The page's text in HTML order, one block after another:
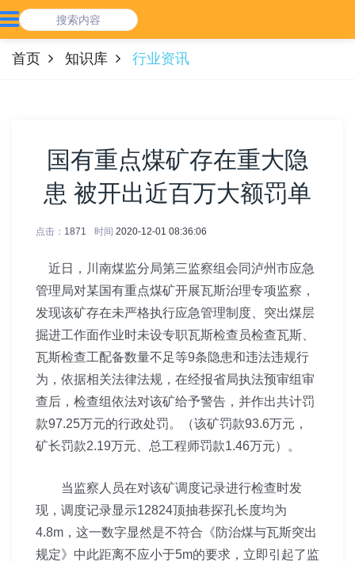
首页 知识库 行业资讯
国有重点煤矿存在重大隐
患 被开出近百万大额罚单
点击： 1871 时间 2020-12-01 08:36:06
近日，川南煤监分局第三监察组会同泸州市应急
管理局对某国有重点煤矿开展瓦斯治理专项监察，
发现该矿存在未严格执行应急管理制度、突出煤层
掘进工作面作业时未设专职瓦斯检查员检查瓦斯、
瓦斯检查工配备数量不足等9条隐患和违法违规行
为，依据相关法律法规，在经报省局执法预审组审
查后，检查组依法对该矿给予警告，并作出共计罚
款97.25万元的行政处罚。（该矿罚款93.6万元，
矿长罚款2.19万元、总工程师罚款1.46万元）。
当监察人员在对该矿调度记录进行检查时发
现，调度记录显示12824顶抽巷探孔长度均为
4.8m，这一数字显然是不符合《防治煤与瓦斯突出
规定》中此距离不应小于5m的要求，立即引起了监